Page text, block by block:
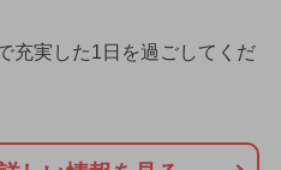
充実した1日を過ごしてくだ